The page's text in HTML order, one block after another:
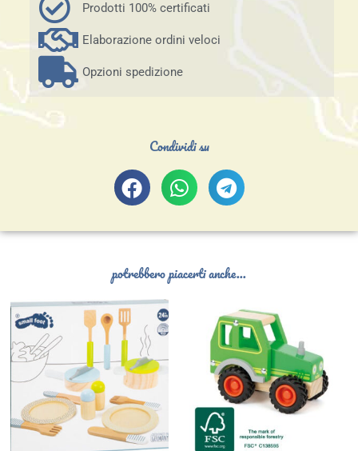
Prodotti 100% certificati
Elaborazione ordini veloci
Opzioni spedizione
Condividi su
potrebbero piacerti anche...